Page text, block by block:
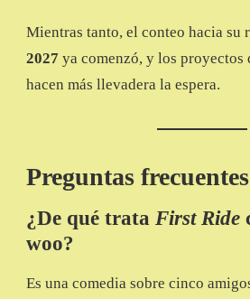
Mientras tanto, el conteo hacia su
2027 ya comenzó, y los proyectos
hacen más llevadera la espera.
Preguntas
¿De qué trata First Ride
woo?
Es una comedia sobre cinco